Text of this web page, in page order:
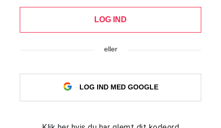
LOG IND
eller
LOG IND MED GOOGLE